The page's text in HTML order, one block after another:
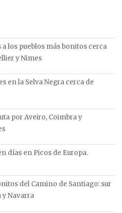
a los pueblos más bonitos cerca
y Nimes
en la Selva Negra cerca de
por Aveiro, Coimbra y
días en Picos de Europa.
del Camino de Santiago: sur
y Navarra